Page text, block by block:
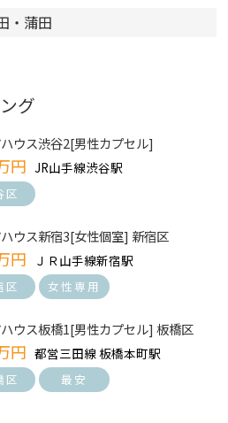
・蒲田
グ
ウス渋谷2[男性カプセル]
円 JR山手線渋谷駅
区
ウス新宿3[女性個室] 新宿区
円 ＪＲ山手線新宿駅
区 女性専用
ウス板橋1[男性カプセル] 板橋区
円 都営三田線 板橋本町駅
区 最安